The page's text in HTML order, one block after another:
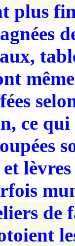
plus
ce qui
de